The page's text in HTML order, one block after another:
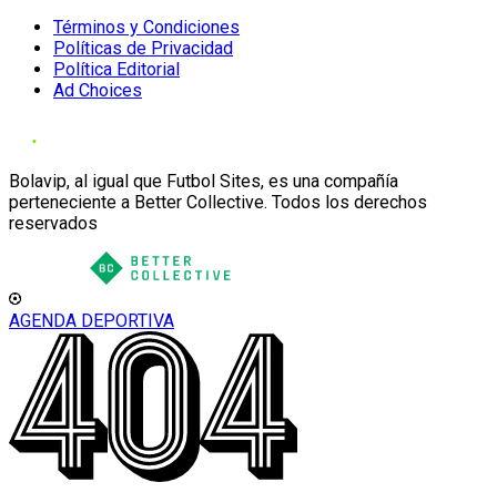
Términos y Condiciones
Políticas de Privacidad
Política Editorial
Ad Choices
Bolavip, al igual que Futbol Sites, es una compañía
perteneciente a Better Collective. Todos los derechos
reservados
AGENDA DEPORTIVA